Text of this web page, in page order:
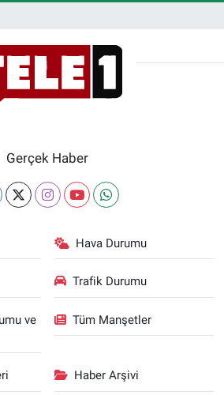
Gerçek Haber
Hava Durumu
Trafik Durumu
ve
Tüm Manşetler
Haber Arşivi